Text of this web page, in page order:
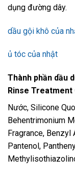
dụng đường dây.
dầu gội khô của
ủ tóc của nhật
Thành phần dầu
Rinse
Nước, Silicone
Behentrimonium
Fragrance,
Pantenol,